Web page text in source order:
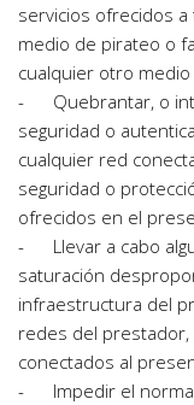
servicios ofrecidos
medio de pirateo o
cualquier otro medio
-      Quebrantar,
seguridad o
cualquier red
seguridad o
ofrecidos en el
-      Llevar a cabo
saturación
infraestructura del
redes del
conectados al
-      Impedir el